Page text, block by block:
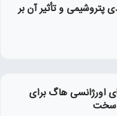
پتروشیمی و تأثیر آن بر
اورژانسی هاگ برای
سخت